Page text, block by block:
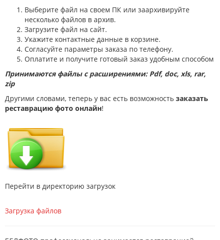
Выберите файл на своем ПК или заархивируйте
несколько файлов в архив.
Загрузите файл на сайт.
Укажите контактные данные в корзине.
Согласуйте параметры заказа по телефону.
Оплатите и получите готовый заказ удобным способом
Принимаются файлы с расширениями: Pdf, doc, xls, rar,
zip
Другими словами, теперь у вас есть возможность заказать
реставрацию фото онлайн!
Перейти в директорию загрузок
Загрузка файлов